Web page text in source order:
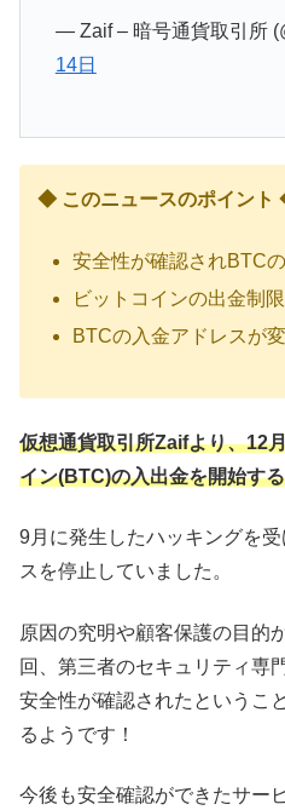
— Zaif – 暗号通貨取引所
14日
◆ このニュースのポイント
安全性が確認されBTC
ビットコインの出金制
BTCの入金アドレスが
仮想通貨取引所Zaifより、12
イン(BTC)の入出金を開始す
9月に発生したハッキングを
スを停止していました。
原因の究明や顧客保護の目的
回、第三者のセキュリティ専
安全性が確認されたというこ
るようです！
今後も安全確認ができたサー